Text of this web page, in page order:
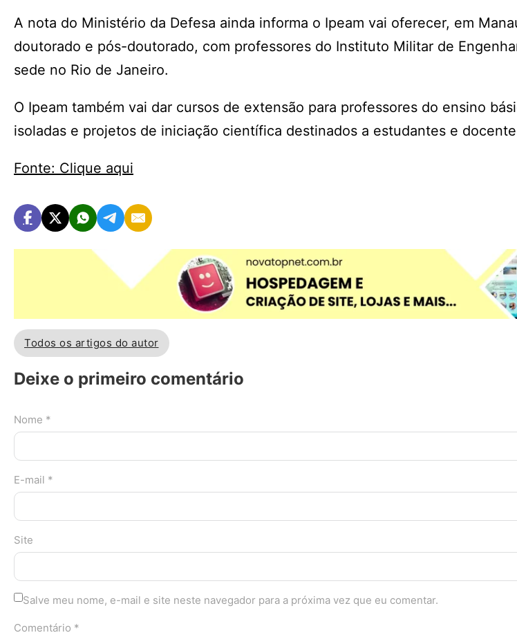
A nota do Ministério da Defesa ainda informa o Ipeam vai oferecer, em
doutorado e pós-doutorado, com professores do Instituto Militar de
sede no Rio de Janeiro.
O Ipeam também vai dar cursos de extensão para professores do ensino
isoladas e projetos de iniciação científica destinados a estudantes e
Fonte: Clique aqui
Todos os artigos do autor
Deixe o primeiro comentário
Nome *
E-mail *
Site
Salve meu nome, e-mail e site neste navegador para a próxima vez que eu comentar.
Comentário *